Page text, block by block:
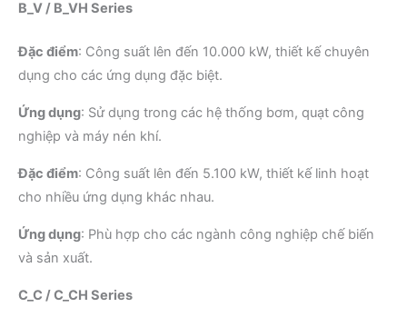
B_V / B_VH Series
Đặc điểm: Công suất lên đến 10.000 kW, thiết kế chuyên
dụng cho các ứng dụng đặc biệt.
Ứng dụng: Sử dụng trong các hệ thống bơm, quạt công
nghiệp và máy nén khí.
Đặc điểm: Công suất lên đến 5.100 kW, thiết kế linh hoạt
cho nhiều ứng dụng khác nhau.
Ứng dụng: Phù hợp cho các ngành công nghiệp chế biến
và sản xuất.
C_C / C_CH Series